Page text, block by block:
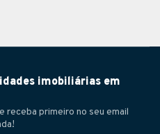
imobiliárias em
receba primeiro no seu email